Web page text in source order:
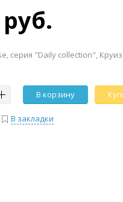
серия "Daily collection", Круиз
В корзину
В закладки